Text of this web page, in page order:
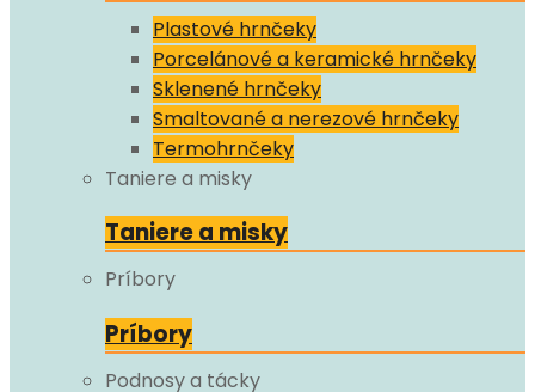
Plastové hrnčeky
Porcelánové a keramické hrnčeky
Sklenené hrnčeky
Smaltované a nerezové hrnčeky
Termohrnčeky
Taniere a misky
Taniere a misky
Príbory
Príbory
Podnosy a tácky